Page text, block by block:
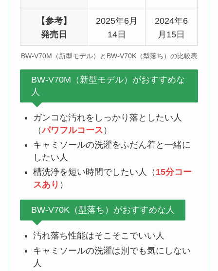
【参考】
発売日
2025年6月
14日
2024年6
月15日
BW-V70M（新型モデル）とBW-V70K（型落ち）の比較表
BW-V70M（新型モデル）がおすすめな
人
ガンコな汚れをしっかり落としたい人
（パワフルコース ）
キャミソールの洗濯をふだん着と一緒に
したい人
槽洗浄を短い時間でしたい人（ 15分コー
スあり ）
BW-V70K（型落ち）がおすすめな人
汚れ落ち性能はそこそこでいい人
キャミソールの洗濯は別でも気にしない
人